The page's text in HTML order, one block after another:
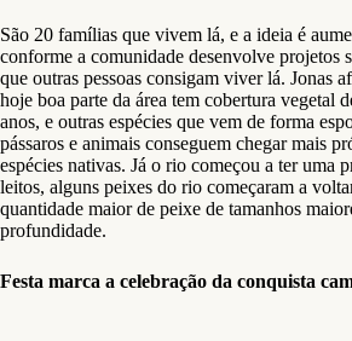
São 20 famílias que vivem lá, e a ideia é
conforme a comunidade desenvolve projetos
que outras pessoas consigam viver lá. Jonas
hoje boa parte da área tem cobertura vegetal
anos, e outras espécies que vem de forma
pássaros e animais conseguem chegar mais
espécies nativas. Já o rio começou a ter uma
leitos, alguns peixes do rio começaram a
quantidade maior de peixe de tamanhos
profundidade.
Festa marca a celebração da conquista